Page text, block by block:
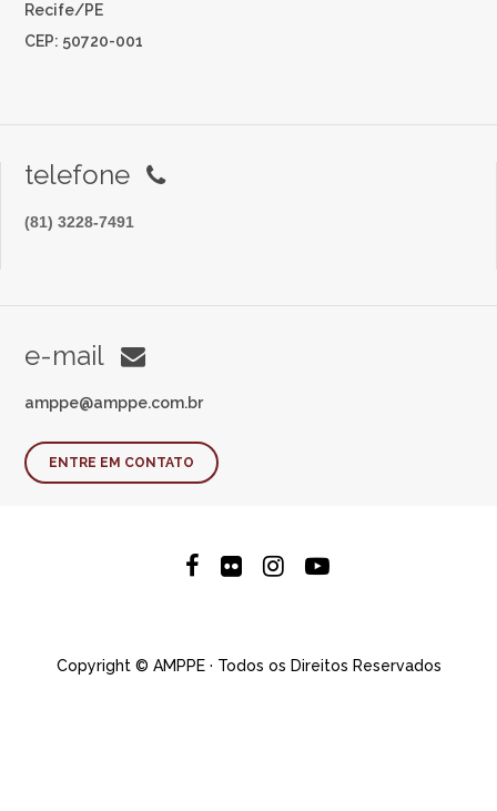
Recife/PE
CEP: 50720-001
telefone
(81) 3228-7491
e-mail
amppe@amppe.com.br
ENTRE EM CONTATO
Copyright © AMPPE · Todos os Direitos Reservados